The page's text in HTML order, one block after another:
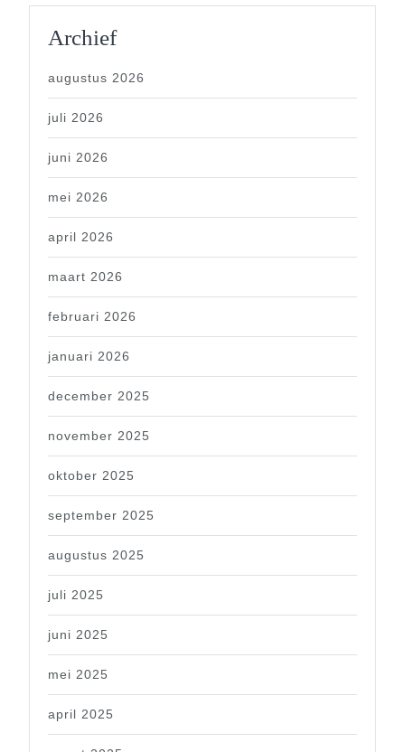
Archief
augustus 2026
juli 2026
juni 2026
mei 2026
april 2026
maart 2026
februari 2026
januari 2026
december 2025
november 2025
oktober 2025
september 2025
augustus 2025
juli 2025
juni 2025
mei 2025
april 2025